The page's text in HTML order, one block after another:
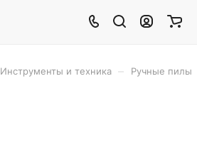
Инструменты и техника Ручные пилы